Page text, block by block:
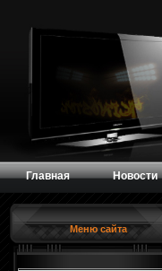
Главная Новости
Меню сайта